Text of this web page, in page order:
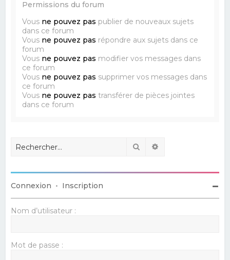
Permissions du forum
Vous ne pouvez pas publier de nouveaux sujets
dans ce forum
Vous ne pouvez pas répondre aux sujets dans ce
forum
Vous ne pouvez pas modifier vos messages dans
ce forum
Vous ne pouvez pas supprimer vos messages dans
ce forum
Vous ne pouvez pas transférer de pièces jointes
dans ce forum
Rechercher
Connexion • Inscription
Nom d’utilisateur :
Mot de passe :